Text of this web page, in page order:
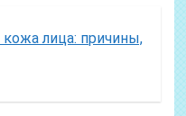
лица: причины,